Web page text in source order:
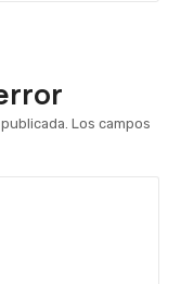
Los campos